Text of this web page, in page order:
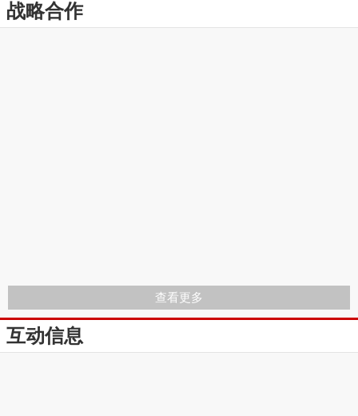
战略合作
查看更多
互动信息